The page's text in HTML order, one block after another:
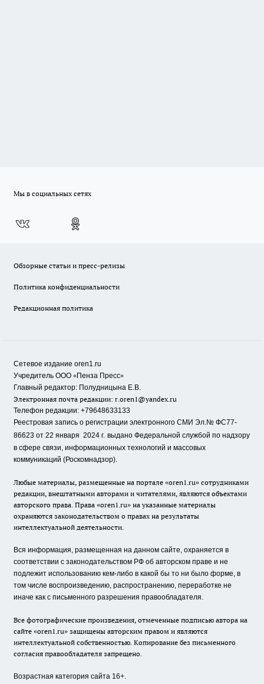
Мы в социальных сетях
Обзорные статьи и пресс-релизы
Политика конфиденциальности
Редакционная политика
Сетевое издание oren1.ru
Учредитель ООО «Пенза Пресс»
Главный редактор: Полудницына Е.В.
Электронная почта редакции: r.oren1@yandex.ru
Телефон редакции: +79648633133
Реестровая запись о регистрации электронного СМИ Эл.№ ФС77-
86623 от 22 января 2024 г. выдано Федеральной службой по надзору
в сфере связи, информационных технологий и массовых
коммуникаций (Роскомнадзор).
Любые материалы, размещенные на портале «oren1.ru» сотрудниками
редакции, внештатными авторами и читателями, являются объектами
авторского права. Права «oren1.ru» на указанные материалы
охраняются законодательством о правах на результаты
интеллектуальной деятельности.
Вся информация, размещенная на данном сайте, охраняется в
соответствии с законодательством РФ об авторском праве и не
подлежит использованию кем-либо в какой бы то ни было форме, в
том числе воспроизведению, распространению, переработке не
иначе как с письменного разрешения правообладателя.
Все фотографические произведения, отмеченные подписью автора на
сайте «oren1.ru» защищены авторским правом и являются
интеллектуальной собственностью. Копирование без письменного
согласия правообладателя запрещено.
Возрастная категория сайта 16+.